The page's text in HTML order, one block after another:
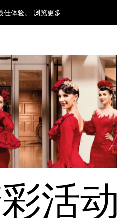
体验。 浏览更多
活动